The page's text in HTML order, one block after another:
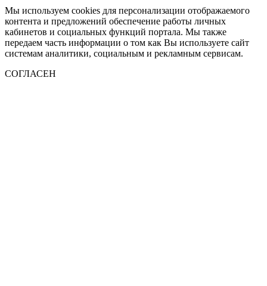
Мы используем cookies для персонализации отображаемого
контента и предложений обеспечение работы личных
кабинетов и социальных функций портала. Мы также
передаем часть информации о том как Вы используете сайт
системам аналитики, социальным и рекламным сервисам.
СОГЛАСЕН